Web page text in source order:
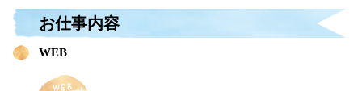
お仕事内容
WEB